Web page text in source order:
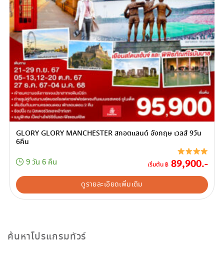
ค้นหาโปรแกรมทัวร์
GLORY GLORY MANCHESTER สกอตแลนด์ อังกฤษ เวลส์ 9วัน
6คืน
9 วัน 6 คืน เริ่มต้น ฿ 89,900.-
ดูรายละเอียดเพิ่มเติม